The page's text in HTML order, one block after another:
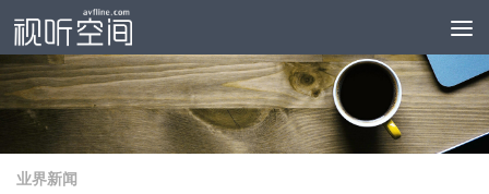
跳至内容
业界新闻